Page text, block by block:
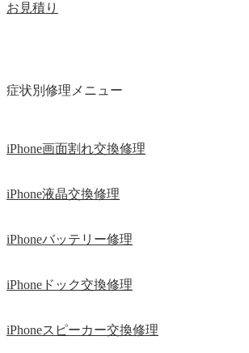
お見積り
症状別修理メニュー
iPhone画面割れ交換修理
iPhone液晶交換修理
iPhoneバッテリー修理
iPhoneドック交換修理
iPhoneスピーカー交換修理